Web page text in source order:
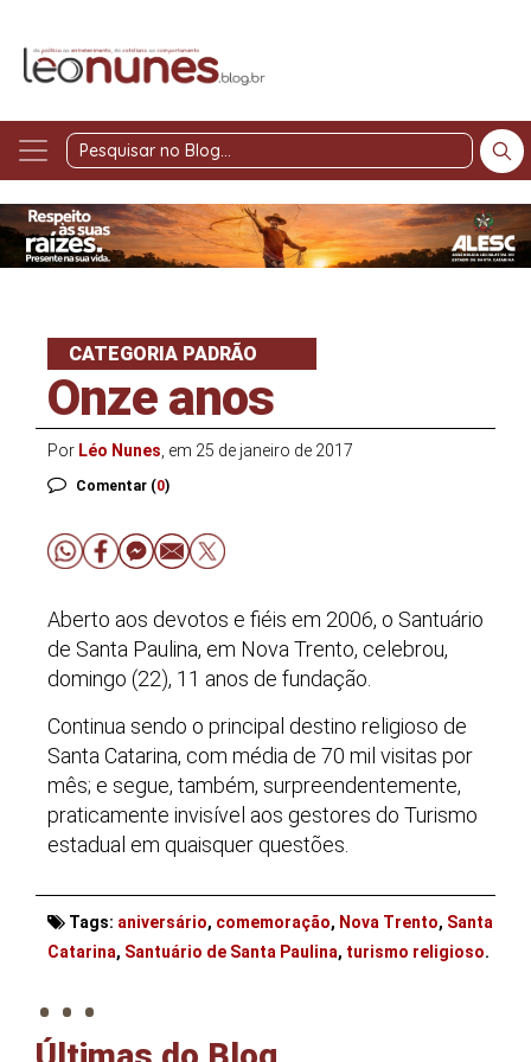
Pesquisar
Blog
CATEGORIA PADRÃO
Onze anos
Por Léo Nunes , em 25 de janeiro de 2017
Comentar (0)
Aberto aos devotos e fiéis em 2006, o Santuário
de Santa Paulina, em Nova Trento, celebrou,
domingo (22), 11 anos de fundação.
Continua sendo o principal destino religioso de
Santa Catarina, com média de 70 mil visitas por
mês; e segue, também, surpreendentemente,
praticamente invisível aos gestores do Turismo
estadual em quaisquer questões.
Tags: aniversário, comemoração, Nova Trento, Santa
Catarina, Santuário de Santa Paulina, turismo religioso.
. . .